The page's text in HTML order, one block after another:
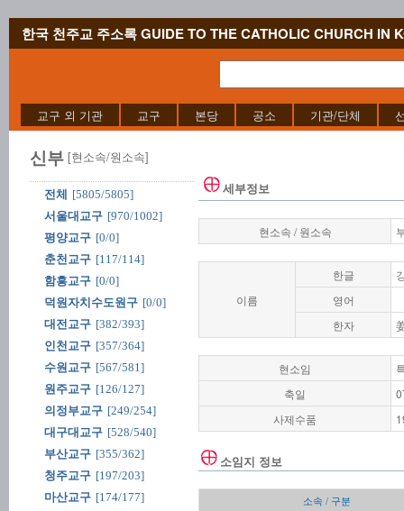
한국 천주교 주소록 GUIDE TO THE CATHOLIC CHURCH IN
교구 외 기관 교구 본당 공소 기관/단체
신부 [현소속/원소속]
전체
[5805/5805]
서울대교구 [970/1002]
평양교구 [0/0]
춘천교구 [117/114]
함흥교구 [0/0]
덕원자치수도원구 [0/0]
대전교구 [382/393]
인천교구 [357/364]
수원교구 [567/581]
원주교구 [126/127]
의정부교구 [249/254]
대구대교구 [528/540]
부산교구 [355/362]
청주교구 [197/203]
마산교구 [174/177]
세부정보
현소속 / 원소속
이름
한글
영어
한자
현소임
축일
사제수품
소임지 정보
소속 / 구분